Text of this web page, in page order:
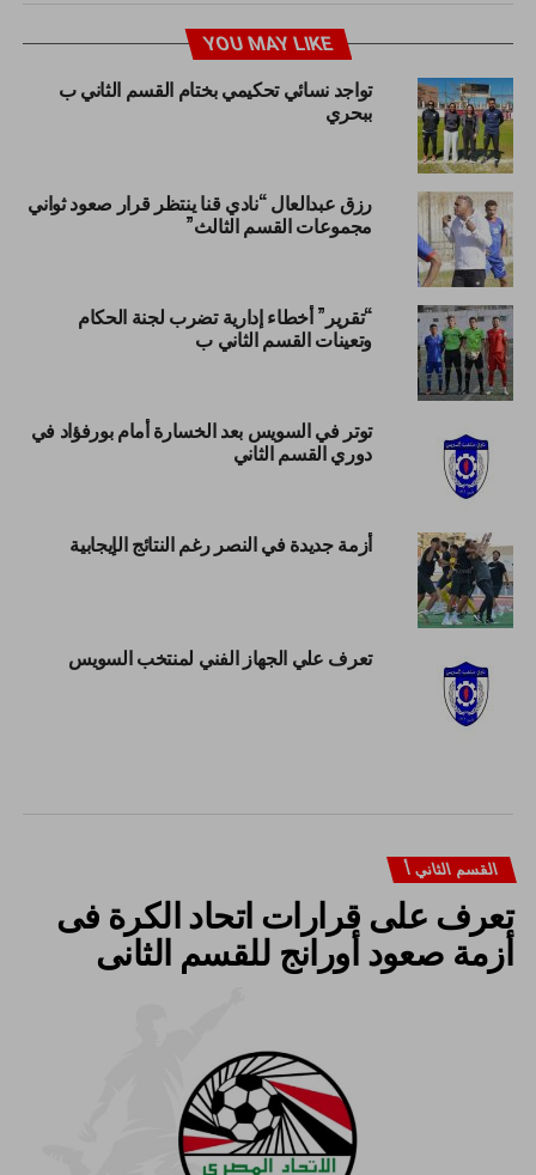
YOU MAY LIKE
تواجد نسائي تحكيمي بختام القسم الثاني ب
ببحري
رزق عبدالعال “نادي قنا ينتظر قرار صعود ثواني
مجموعات القسم الثالث”
“تقرير” أخطاء إدارية تضرب لجنة الحكام
وتعينات القسم الثاني ب
توتر في السويس بعد الخسارة أمام بورفؤاد في
دوري القسم الثاني
أزمة جديدة في النصر رغم النتائج الإيجابية
تعرف علي الجهاز الفني لمنتخب السويس
القسم الثاني أ
تعرف على قرارات اتحاد الكرة فى
أزمة صعود أورانج للقسم الثانى